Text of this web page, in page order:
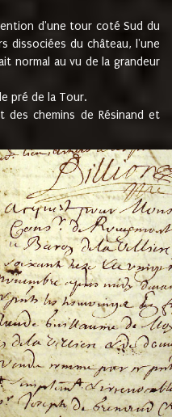
d'une tour coté Sud du
dissociées du château, l'une
normal au vu de la grandeur
pré de la Tour.
des chemins de Résinand et